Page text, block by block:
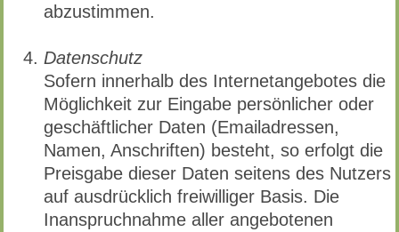
abzustimmen.
Datenschutz
Sofern innerhalb des Internetangebotes die
Möglichkeit zur Eingabe persönlicher oder
geschäftlicher Daten (Emailadressen,
Namen, Anschriften) besteht, so erfolgt die
Preisgabe dieser Daten seitens des Nutzers
auf ausdrücklich freiwilliger Basis. Die
Inanspruchnahme aller angebotenen